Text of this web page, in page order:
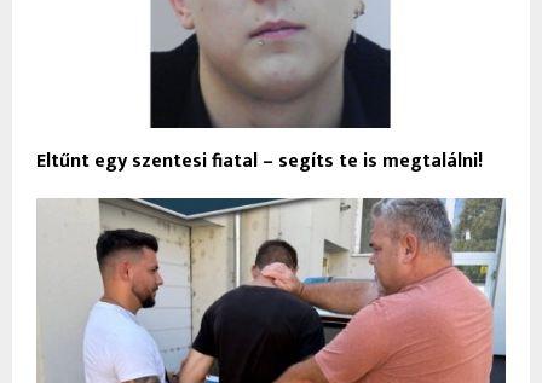
Eltűnt egy szentesi fiatal – segíts te is megtalálni!